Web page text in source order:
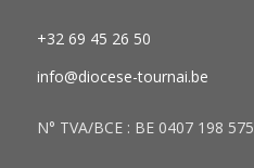
+32 69 45 26 50
info@diocese-tournai.be
N° TVA/BCE : BE 0407 198 575